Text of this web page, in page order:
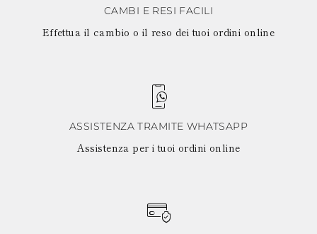
CAMBI E RESI FACILI
Effettua il cambio o il reso dei tuoi ordini online
ASSISTENZA TRAMITE WHATSAPP
Assistenza per i tuoi ordini online